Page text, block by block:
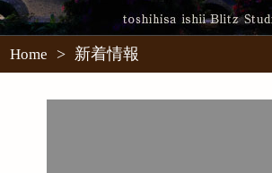
Home > 新着情報